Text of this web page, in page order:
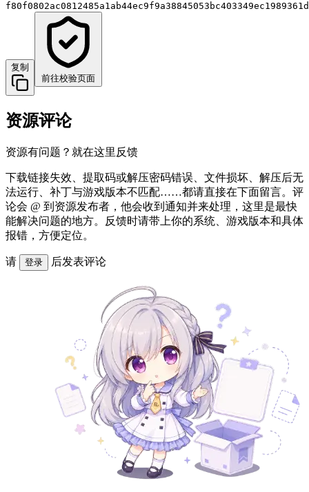
复制
前往校验页面
资源评论
资源有问题？就在这里反馈
下载链接失效、提取码或解压密码错误、文件损坏、解压后无
法运行、补丁与游戏版本不匹配……都请直接在下面留言。评
论会 @ 到资源发布者，他会收到通知并来处理，这里是最快
能解决问题的地方。反馈时请带上你的系统、游戏版本和具体
报错，方便定位。
请 登录 后发表评论